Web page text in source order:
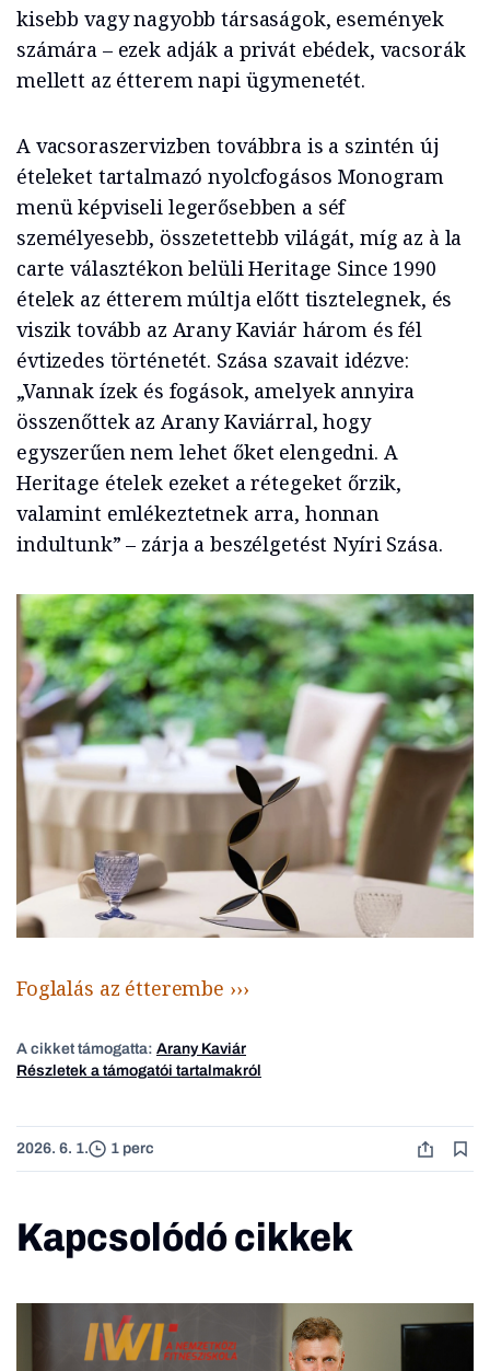
kisebb vagy nagyobb társaságok, események
számára – ezek adják a privát ebédek, vacsorák
mellett az étterem napi ügymenetét.
A vacsoraszervizben továbbra is a szintén új
ételeket tartalmazó nyolcfogásos Monogram
menü képviseli legerősebben a séf
személyesebb, összetettebb világát, míg az à la
carte választékon belüli Heritage Since 1990
ételek az étterem múltja előtt tisztelegnek, és
viszik tovább az Arany Kaviár három és fél
évtizedes történetét. Szása szavait idézve:
„Vannak ízek és fogások, amelyek annyira
összenőttek az Arany Kaviárral, hogy
egyszerűen nem lehet őket elengedni. A
Heritage ételek ezeket a rétegeket őrzik,
valamint emlékeztetnek arra, honnan
indultunk” – zárja a beszélgetést Nyíri Szása.
Foglalás az étterembe ›››
A cikket támogatta: Arany Kaviár
Részletek a támogatói tartalmakról
2026. 6. 1. 1 perc
Kapcsolódó cikkek